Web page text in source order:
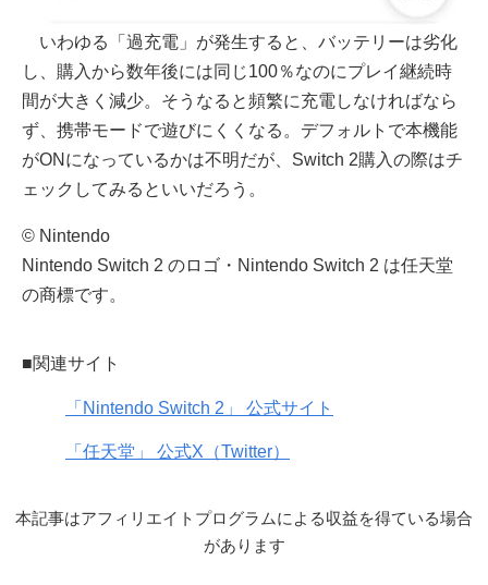
いわゆる「過充電」が発生すると、バッテリーは劣化
し、購入から数年後には同じ100％なのにプレイ継続時
間が大きく減少。そうなると頻繁に充電しなければなら
ず、携帯モードで遊びにくくなる。デフォルトで本機能
がONになっているかは不明だが、Switch 2購入の際はチ
ェックしてみるといいだろう。
© Nintendo
Nintendo Switch 2 のロゴ・Nintendo Switch 2 は任天堂
の商標です。
■関連サイト
「Nintendo Switch 2」 公式サイト
「任天堂」 公式X（Twitter）
本記事はアフィリエイトプログラムによる収益を得ている場合
があります